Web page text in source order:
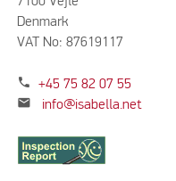
Denmark
VAT No: 87619117
phone +45 75 82 07 55
mail info@isabella.net